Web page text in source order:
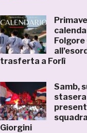
trasferta a Forlì
Samb,
stasera
Giorgini